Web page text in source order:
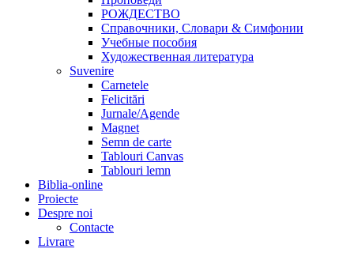
РОЖДЕСТВО
Справочники, Словари & Симфонии
Учебные пособия
Художественная литература
Suvenire
Carnetele
Felicitări
Jurnale/Agende
Magnet
Semn de carte
Tablouri Canvas
Tablouri lemn
Biblia-online
Proiecte
Despre noi
Contacte
Livrare